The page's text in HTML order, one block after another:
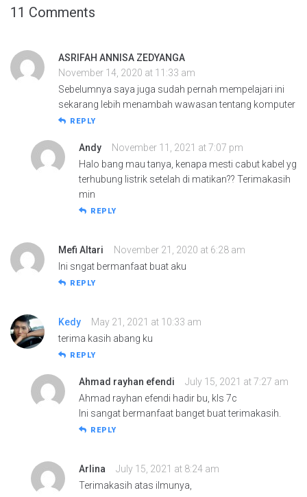
11 Comments
ASRIFAH ANNISA ZEDYANGA
November 14, 2020 at 11:33 am
Sebelumnya saya juga sudah pernah mempelajari ini
sekarang lebih menambah wawasan tentang komputer
REPLY
Andy
November 11, 2021 at 7:07 pm
Halo bang mau tanya, kenapa mesti cabut kabel yg
terhubung listrik setelah di matikan?? Terimakasih
min
REPLY
Mefi Altari
November 21, 2020 at 6:28 am
Ini sngat bermanfaat buat aku
REPLY
Kedy
May 21, 2021 at 10:33 am
terima kasih abang ku
REPLY
Ahmad rayhan efendi
July 15, 2021 at 7:27 am
Ahmad rayhan efendi hadir bu, kls 7c
Ini sangat bermanfaat banget buat terimakasih.
REPLY
Arlina
July 15, 2021 at 8:24 am
Terimakasih atas ilmunya,